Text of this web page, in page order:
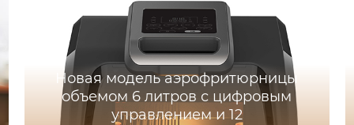
Новая модель аэрофритюрницы
объемом 6 литров с цифровым
управлением и 12